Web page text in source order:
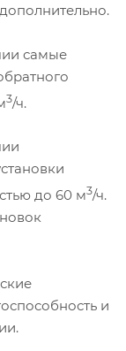
самые
3/ч.
до 60 м3/ч.
и